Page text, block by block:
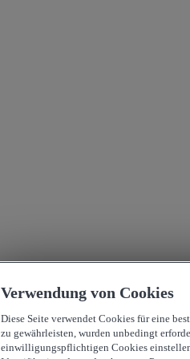
Verwendung von Cookies
Diese Seite verwendet Cookies für eine
zu gewährleisten, wurden unbedingt
einwilligungspflichtigen Cookies